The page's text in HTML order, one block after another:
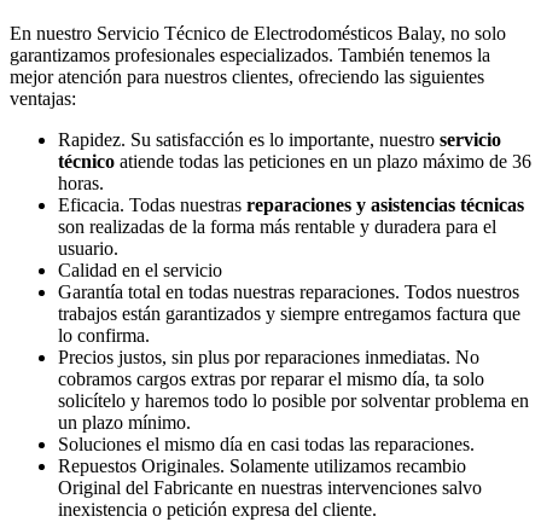
En nuestro Servicio Técnico de Electrodomésticos Balay, no solo
garantizamos profesionales especializados. También tenemos la
mejor atención para nuestros clientes, ofreciendo las siguientes
ventajas:
Rapidez. Su satisfacción es lo importante, nuestro servicio
técnico atiende todas las peticiones en un plazo máximo de 36
horas.
Eficacia. Todas nuestras reparaciones y asistencias técnicas
son realizadas de la forma más rentable y duradera para el
usuario.
Calidad en el servicio
Garantía total en todas nuestras reparaciones. Todos nuestros
trabajos están garantizados y siempre entregamos factura que
lo confirma.
Precios justos, sin plus por reparaciones inmediatas. No
cobramos cargos extras por reparar el mismo día, ta solo
solicítelo y haremos todo lo posible por solventar problema en
un plazo mínimo.
Soluciones el mismo día en casi todas las reparaciones.
Repuestos Originales. Solamente utilizamos recambio
Original del Fabricante en nuestras intervenciones salvo
inexistencia o petición expresa del cliente.